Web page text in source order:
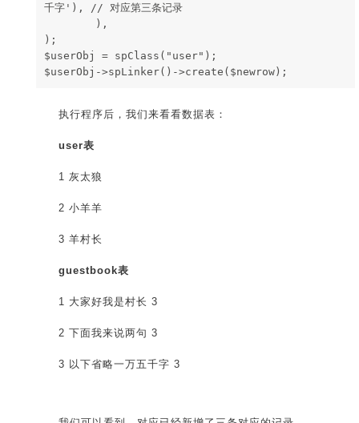
千字'), // 对应第三条记录
),
);
$userObj = spClass("user");
$userObj->spLinker()->create($newrow);
执行程序后，我们来看看数据表：
user表
1 灰太狼
2 小羊羊
3 羊村长
guestbook表
1 大家好我是村长 3
2 下面我来说两句 3
3 以下省略一万五千字 3